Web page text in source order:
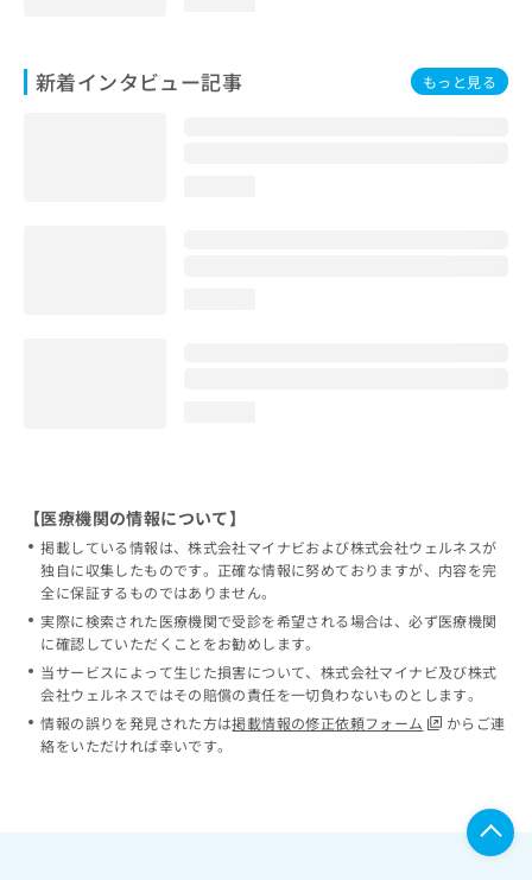
新着インタビュー記事 もっと見る
【医療機関の情報について】
掲載している情報は、株式会社マイナビおよび株式会社ウェルネスが
独自に収集したものです。正確な情報に努めておりますが、内容を完
全に保証するものではありません。
実際に検索された医療機関で受診を希望される場合は、必ず医療機関
に確認していただくことをお勧めします。
当サービスによって生じた損害について、株式会社マイナビ及び株式
会社ウェルネスではその賠償の責任を一切負わないものとします。
情報の誤りを発見された方は掲載情報の修正依頼フォーム
からご連
絡をいただければ幸いです。